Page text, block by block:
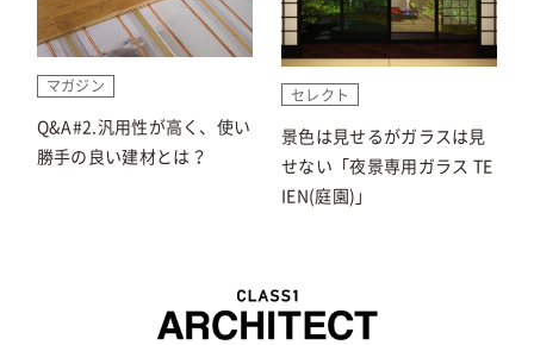
マガジン
Q&A#2.汎用性が高く、使い
勝手の良い建材とは？
セレクト
景色は見せるがガラスは見
せない「夜景専用ガラス TE
IEN(庭園)」